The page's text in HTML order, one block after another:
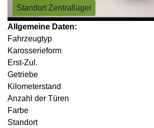
Standort Zentrallager
Allgemeine Daten:
Fahrzeugtyp
Karosserieform
Erst-Zul.
Getriebe
Kilometerstand
Anzahl der Türen
Farbe
Standort